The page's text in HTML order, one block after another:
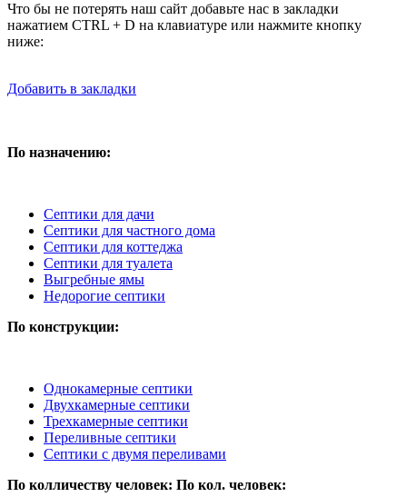
Что бы не потерять наш сайт добавьте нас в закладки
нажатием CTRL + D на клавиатуре или нажмите кнопку
ниже:
Добавить в закладки
По назначению:
Септики для дачи
Септики для частного дома
Септики для коттеджа
Септики для туалета
Выгребные ямы
Недорогие септики
По конструкции:
Однокамерные септики
Двухкамерные септики
Трехкамерные септики
Переливные септики
Септики с двумя переливами
По колличеству человек: По кол. человек: